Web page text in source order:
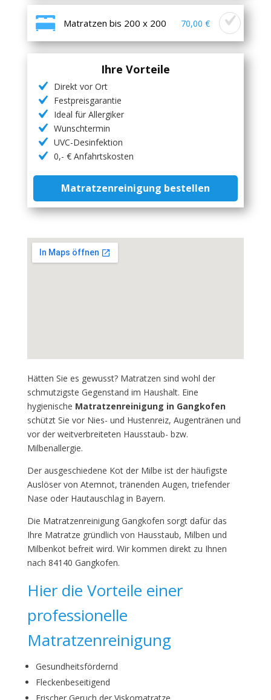
Matratzen bis 200 x 200 70,00 €
Ihre Vorteile
Direkt vor Ort
Festpreisgarantie
Ideal für Allergiker
Wunschtermin
UVC-Desinfektion
0,- € Anfahrtskosten
Matratzenreinigung bestellen
Hätten Sie es gewusst? Matratzen sind wohl der
schmutzigste Gegenstand im Haushalt. Eine
hygienische Matratzenreinigung in Gangkofen
schützt Sie vor Nies- und Hustenreiz, Augentränen und
vor der weitverbreiteten Hausstaub- bzw.
Milbenallergie.
Der ausgeschiedene Kot der Milbe ist der häufigste
Auslöser von Atemnot, tränenden Augen, triefender
Nase oder Hautauschlag in Bayern.
Die Matratzenreinigung Gangkofen sorgt dafür das
Ihre Matratze gründlich von Hausstaub, Milben und
Milbenkot befreit wird. Wir kommen direkt zu Ihnen
nach 84140 Gangkofen.
Hier die Vorteile einer
professionelle
Matratzenreinigung
Gesundheitsfördernd
Fleckenbeseitigend